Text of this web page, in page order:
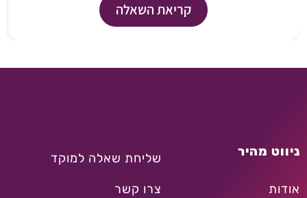
קריאת השאלה
ניווט מהיר
אודות
שליחת שאלה למוקד
צרו קשר